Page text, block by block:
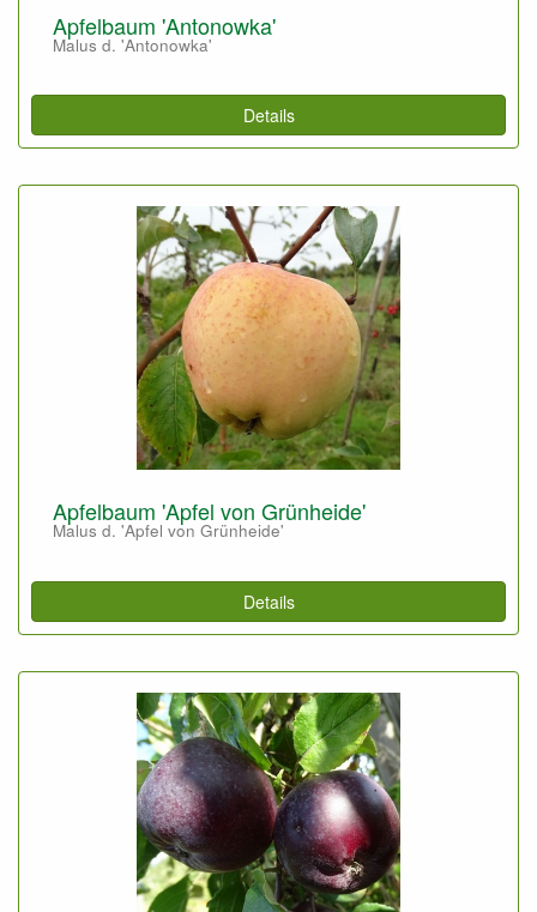
Apfelbaum 'Antonowka'
Malus d. 'Antonowka'
Details
Apfelbaum 'Apfel von Grünheide'
Malus d. 'Apfel von Grünheide'
Details